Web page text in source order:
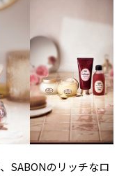
SABONのリッチなロ